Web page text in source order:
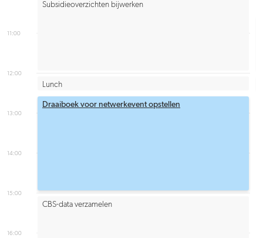
11:00
12:00
13:00
14:00
15:00
16:00
Subsidieoverzichten bijwerken
Lunch
Draaiboek voor netwerkevent opstellen
CBS-data verzamelen